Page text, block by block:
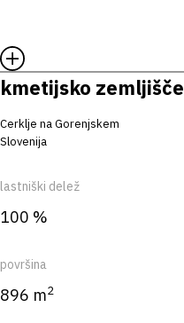
kmetijsko zemljišče
Cerklje na Gorenjskem
Slovenija
lastniški delež
100 %
površina
896 m2